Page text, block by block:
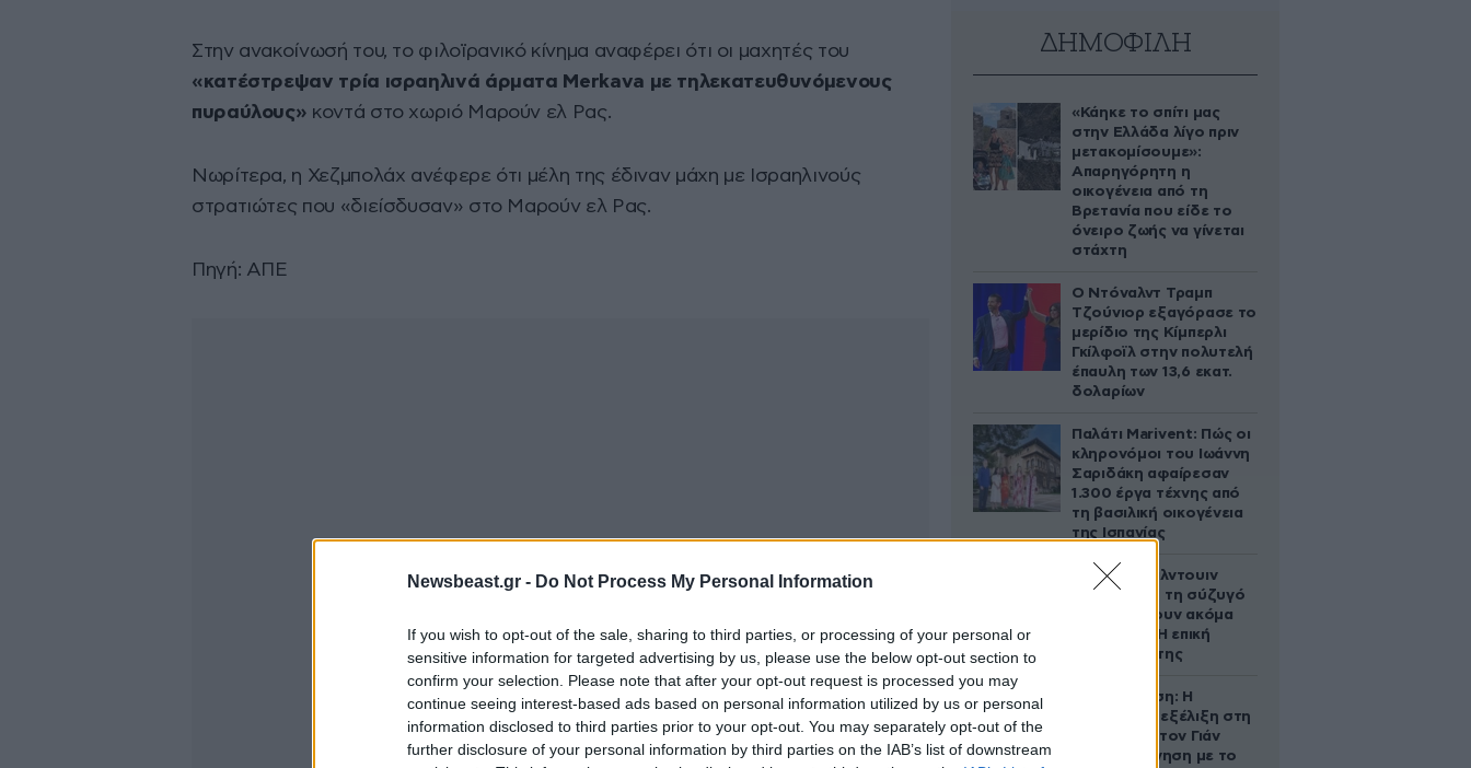
Newsbeast.gr - Do Not Process My Personal Information
If you wish to opt-out of the sale, sharing to third parties, or processing of your personal or
sensitive information for targeted advertising by us, please use the below opt-out section to
confirm your selection. Please note that after your opt-out request is processed you may
continue seeing interest-based ads based on personal information utilized by us or personal
information disclosed to third parties prior to your opt-out. You may separately opt-out of the
further disclosure of your personal information by third parties on the IAB’s list of downstream
Στην ανακοίνωσή του, το φιλοϊρανικό κίνημα αναφέρει ότι οι μαχητές του
«κατέστρεψαν τρία ισραηλινά άρματα Merkava με τηλεκατευθυνόμενους
πυραύλους» κοντά στο χωριό Μαρούν ελ Ρας.
Νωρίτερα, η Χεζμπολάχ ανέφερε ότι μέλη της έδιναν μάχη με Ισραηλινούς
στρατιώτες που «διείσδυσαν» στο Μαρούν ελ Ρας.
Πηγή: ΑΠΕ
ΔΗΜΟΦΙΛΗ
«Κάηκε το σπίτι μας
στην Ελλάδα λίγο πριν
μετακομίσουμε»:
Απαρηγόρητη η
οικογένεια από τη
Βρετανία που είδε το
όνειρο ζωής να γίνεται
στάχτη
Ο Ντόναλντ Τραμπ
Τζούνιορ εξαγόρασε το
μερίδιο της Κίμπερλι
Γκίλφοϊλ στην πολυτελή
έπαυλη των 13,6 εκατ.
δολαρίων
Παλάτι Marivent: Πώς οι
κληρονόμοι του Ιωάννη
Σαριδάκη αφαίρεσαν
1.300 έργα τέχνης από
τη βασιλική οικογένεια
της Ισπανίας
Ο Άλεκ Μπάλντουιν
ζήτησε από τη σύζυγό
του να κάνουν ακόμα
ένα παιδί – Η επική
αντίδρασή της
Αθηνά Ωνάση: Η
απρόσμενη εξέλιξη στη
διαμάχη με τον Γιάν
Τοπς – Η κίνηση με το